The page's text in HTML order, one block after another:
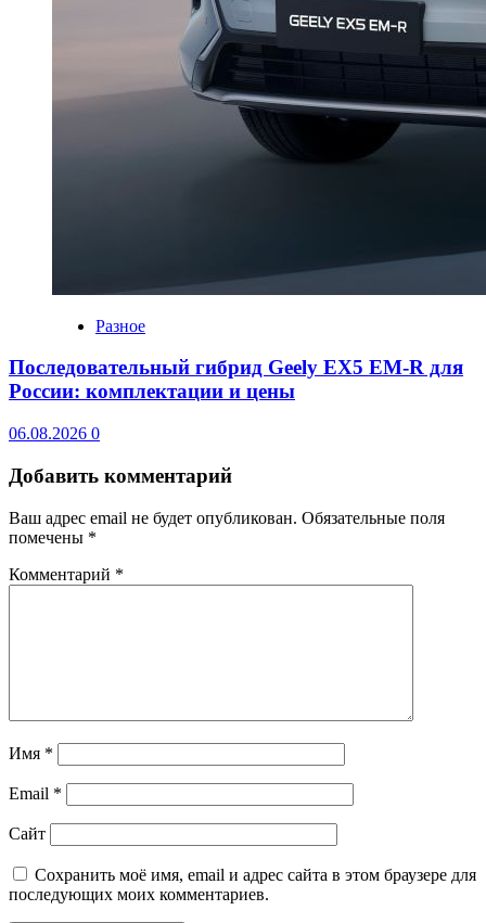
Разное
Последовательный гибрид Geely EX5 EM-R для
России: комплектации и цены
06.08.2026 0
Добавить комментарий
Ваш адрес email не будет опубликован. Обязательные поля
помечены *
Комментарий *
Имя *
Email *
Сайт
Сохранить моё имя, email и адрес сайта в этом браузере для
последующих моих комментариев.